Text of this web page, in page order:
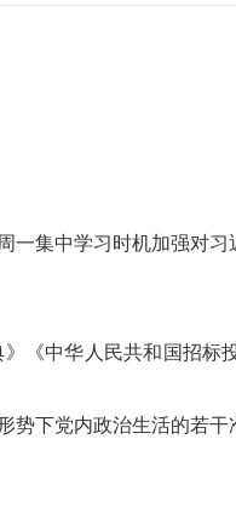
集中学习时机加强对习
《中华人民共和国招标
下党内政治生活的若